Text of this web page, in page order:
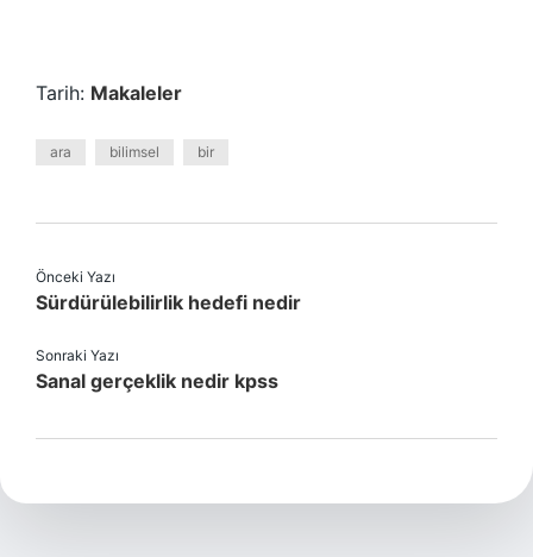
Tarih: Makaleler
ara bilimsel bir
Önceki Yazı
Sürdürülebilirlik hedefi nedir
Sonraki Yazı
Sanal gerçeklik nedir kpss